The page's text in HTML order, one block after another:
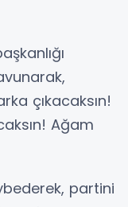
çıkacaksın!
Ağam
partini